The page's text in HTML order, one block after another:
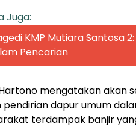
Juga:
KMP Mutiara Santosa
Pencarian
mengatakan akan
pendirian dapur umum
terdampak banjir